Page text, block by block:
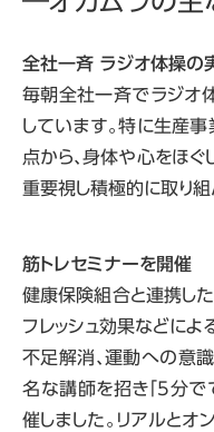
全社一斉 ラジオ体操の
毎朝全社一斉でラジオ
しています。特に生産
点から、身体や心をほ
重要視し積極的に取り組
筋トレセミナーを開催
健康保険組合と連携し
フレッシュ効果などに
不足解消、運動への意
名な講師を招き「5分で
催しました。リアルとオ